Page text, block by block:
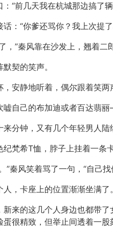
：“前几天我在杭城那边搞了
话：“你爹还骂你？我上次提
，”秦风靠在沙发上，翘着
契的笑声。
安静地听着，偶尔跟着笑两
嘘自己的布加迪或者百达翡
分钟，又有几个年轻男人陆
纪梵希T恤，脖子上挂着一条
”秦风笑着骂了一句，“自己
人，卡座上的位置渐渐坐满
新来的这几个人身边也都带
很精致，但举止间透着一股